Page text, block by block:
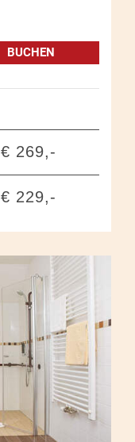
BUCHEN
€ 269,-
€ 229,-